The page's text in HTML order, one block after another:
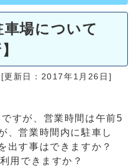
場について
[更新日：2017年1月26日]
すが、営業時間は午前5
、営業時間内に駐車し
出す事はできますか？
用できますか？